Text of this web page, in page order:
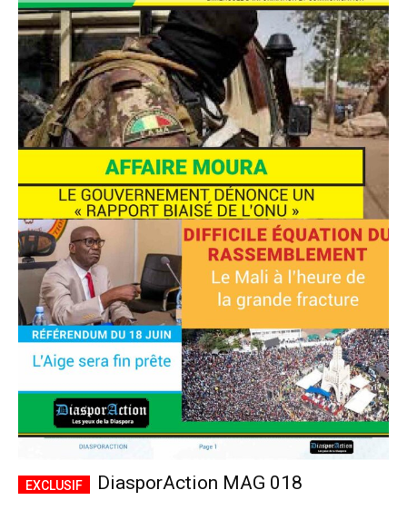
DiasporAction MAG 018